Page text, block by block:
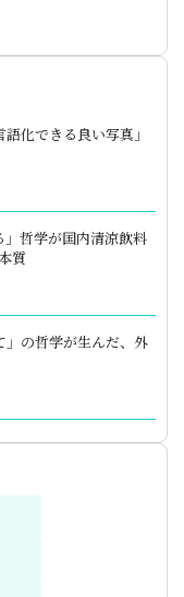
化できる良い写真」
哲学が国内清涼飲料
質
」の哲学が生んだ、外